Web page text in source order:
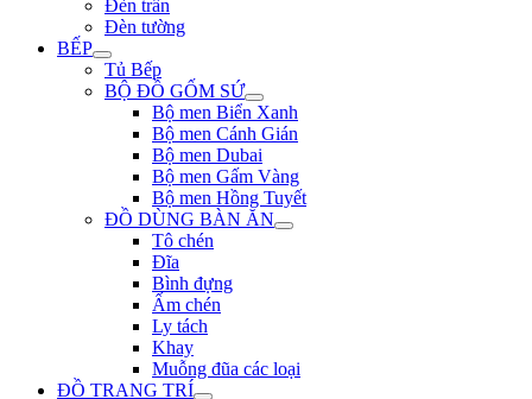
Đèn trần
Đèn tường
BẾP
Tủ Bếp
BỘ ĐỒ GỐM SỨ
Bộ men Biển Xanh
Bộ men Cánh Gián
Bộ men Dubai
Bộ men Gấm Vàng
Bộ men Hồng Tuyết
ĐỒ DÙNG BÀN ĂN
Tô chén
Đĩa
Bình đựng
Ấm chén
Ly tách
Khay
Muỗng đũa các loại
ĐỒ TRANG TRÍ